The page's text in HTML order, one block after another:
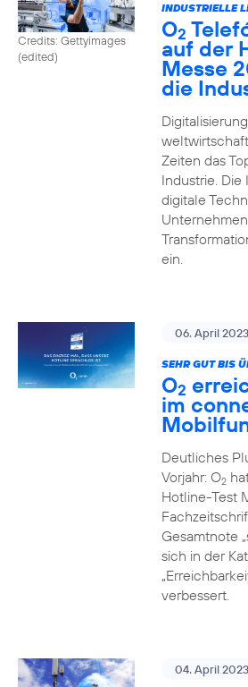
Credits: Gettyimages
(edited)
INDUSTRIELLE
O2
auf der
Messe
die
Zeiten das
Industrie. Die
digitale
ein.
06. April 2023
SEHR GUT BIS
O2
im
Deutliches
Vorjahr: O2
Hotline-Test
Gesamtnote
sich in der
verbessert.
04. April 2023